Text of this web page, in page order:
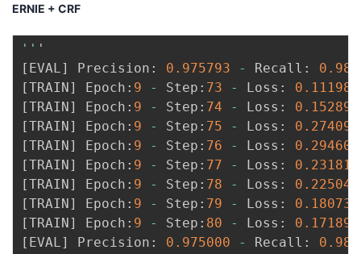
ERNIE + CRF
''
[ EVAL ] Precision : 0.975793 - Recall :
[TRAIN] Epoch : 9 - Step : 73 - Loss :
0.111980
[TRAIN] Epoch : 9 - Step : 74 - Loss :
0.152896
[TRAIN] Epoch : 9 - Step : 75 - Loss :
0.274099
[TRAIN] Epoch : 9 - Step : 76 - Loss :
0.294602
[TRAIN] Epoch : 9 - Step : 77 - Loss :
0.231813
[TRAIN] Epoch : 9 - Step : 78 - Loss :
0.225045
[TRAIN] Epoch : 9 - Step : 79 - Loss :
0.180734
[TRAIN] Epoch : 9 - Step : 80 - Loss :
0.171899
[ EVAL ] Precision : 0.975000 - Recall :